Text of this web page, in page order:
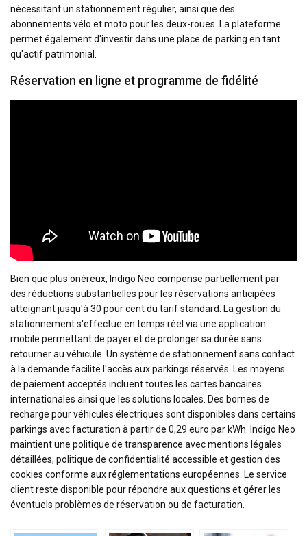
nécessitant un stationnement régulier, ainsi que des
abonnements vélo et moto pour les deux-roues. La plateforme
permet également d'investir dans une place de parking en tant
qu'actif patrimonial.
Réservation en ligne et programme de fidélité
Bien que plus onéreux, Indigo Neo compense partiellement par
des réductions substantielles pour les réservations anticipées
atteignant jusqu'à 30 pour cent du tarif standard. La gestion du
stationnement s'effectue en temps réel via une application
mobile permettant de payer et de prolonger sa durée sans
retourner au véhicule. Un système de stationnement sans contact
à la demande facilite l'accès aux parkings réservés. Les moyens
de paiement acceptés incluent toutes les cartes bancaires
internationales ainsi que les solutions locales. Des bornes de
recharge pour véhicules électriques sont disponibles dans certains
parkings avec facturation à partir de 0,29 euro par kWh. Indigo Neo
maintient une politique de transparence avec mentions légales
détaillées, politique de confidentialité accessible et gestion des
cookies conforme aux réglementations européennes. Le service
client reste disponible pour répondre aux questions et gérer les
éventuels problèmes de réservation ou de facturation.